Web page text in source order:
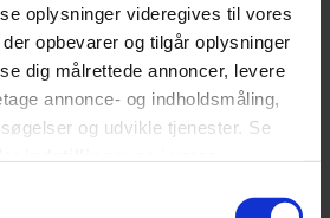
oplysninger videregives til vores
opbevarer og tilgår oplysninger
dig målrettede annoncer, levere
annonce- og indholdsmåling,
og udvikle tjenester. Se
fra vores
eller æblemostarda (se
i farsen, er det ekstra